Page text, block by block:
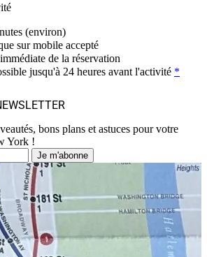
(environ)
sur mobile accepté
de la réservation
jusqu'à 24 heures avant l'activité *
bons plans et astuces pour votre
York !
Je m'abonne